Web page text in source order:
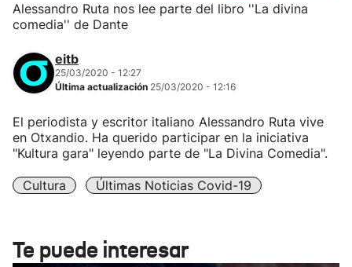
Alessandro Ruta nos lee parte del libro ''La divina
comedia'' de Dante
eitb
25/03/2020 - 12:27
Última actualización 25/03/2020 - 12:16
El periodista y escritor italiano Alessandro Ruta vive
en Otxandio. Ha querido participar en la iniciativa
"Kultura gara" leyendo parte de "La Divina Comedia".
Cultura Últimas Noticias Covid-19
Te puede interesar